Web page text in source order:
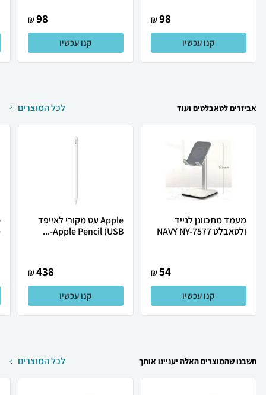
98
₪
קנו עכשיו
98
₪
קנו עכשיו
אביזרים לטאבלטים ועוד לכל המוצרים
מעמד מתכוונן לנייד
ולטאבלט NAVY NY-7577
54
₪
קנו עכשיו
Apple עט מקורי לאייפד
Apple Pencil (USB-...
438
₪
קנו עכשיו
חשבנו שהמוצרים האלה יעניינו אותך לכל המוצרים